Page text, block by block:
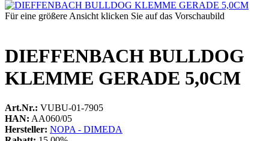
Für eine größere Ansicht klicken Sie auf das Vorschaubild
DIEFFENBACH BULLDOG
KLEMME GERADE 5,0CM
Art.Nr.: VUBU-01-7905
HAN: AA060/05
Hersteller: NOPA - DIMEDA